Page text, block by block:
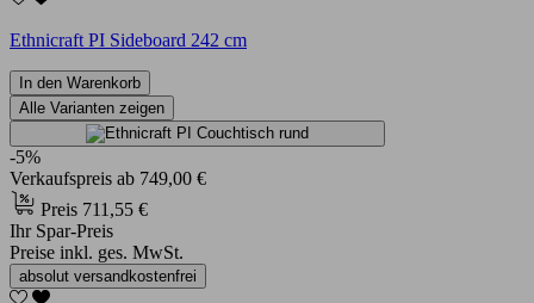
Ethnicraft PI Sideboard 242 cm
In den Warenkorb
Alle Varianten zeigen
-5%
Verkaufspreis ab 749,00 €
Preis 711,55 €
Ihr Spar-Preis
Preise inkl. ges. MwSt.
absolut versandkostenfrei